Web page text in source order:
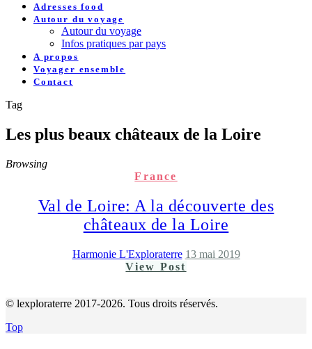
Adresses food
Autour du voyage
Autour du voyage
Infos pratiques par pays
A propos
Voyager ensemble
Contact
Tag
Les plus beaux châteaux de la Loire
Browsing
France
Val de Loire: A la découverte des
châteaux de la Loire
Harmonie L'Exploraterre 13 mai 2019
View Post
© lexploraterre 2017-2026. Tous droits réservés.
Top